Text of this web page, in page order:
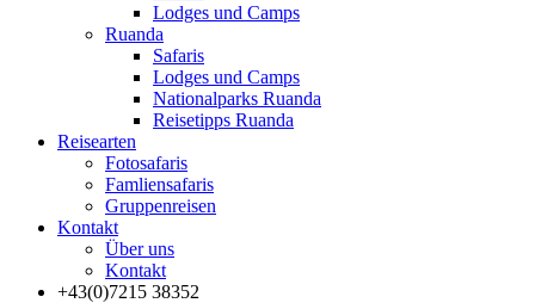
Lodges und Camps
Ruanda
Safaris
Lodges und Camps
Nationalparks Ruanda
Reisetipps Ruanda
Reisearten
Fotosafaris
Famliensafaris
Gruppenreisen
Kontakt
Über uns
Kontakt
+43(0)7215 38352